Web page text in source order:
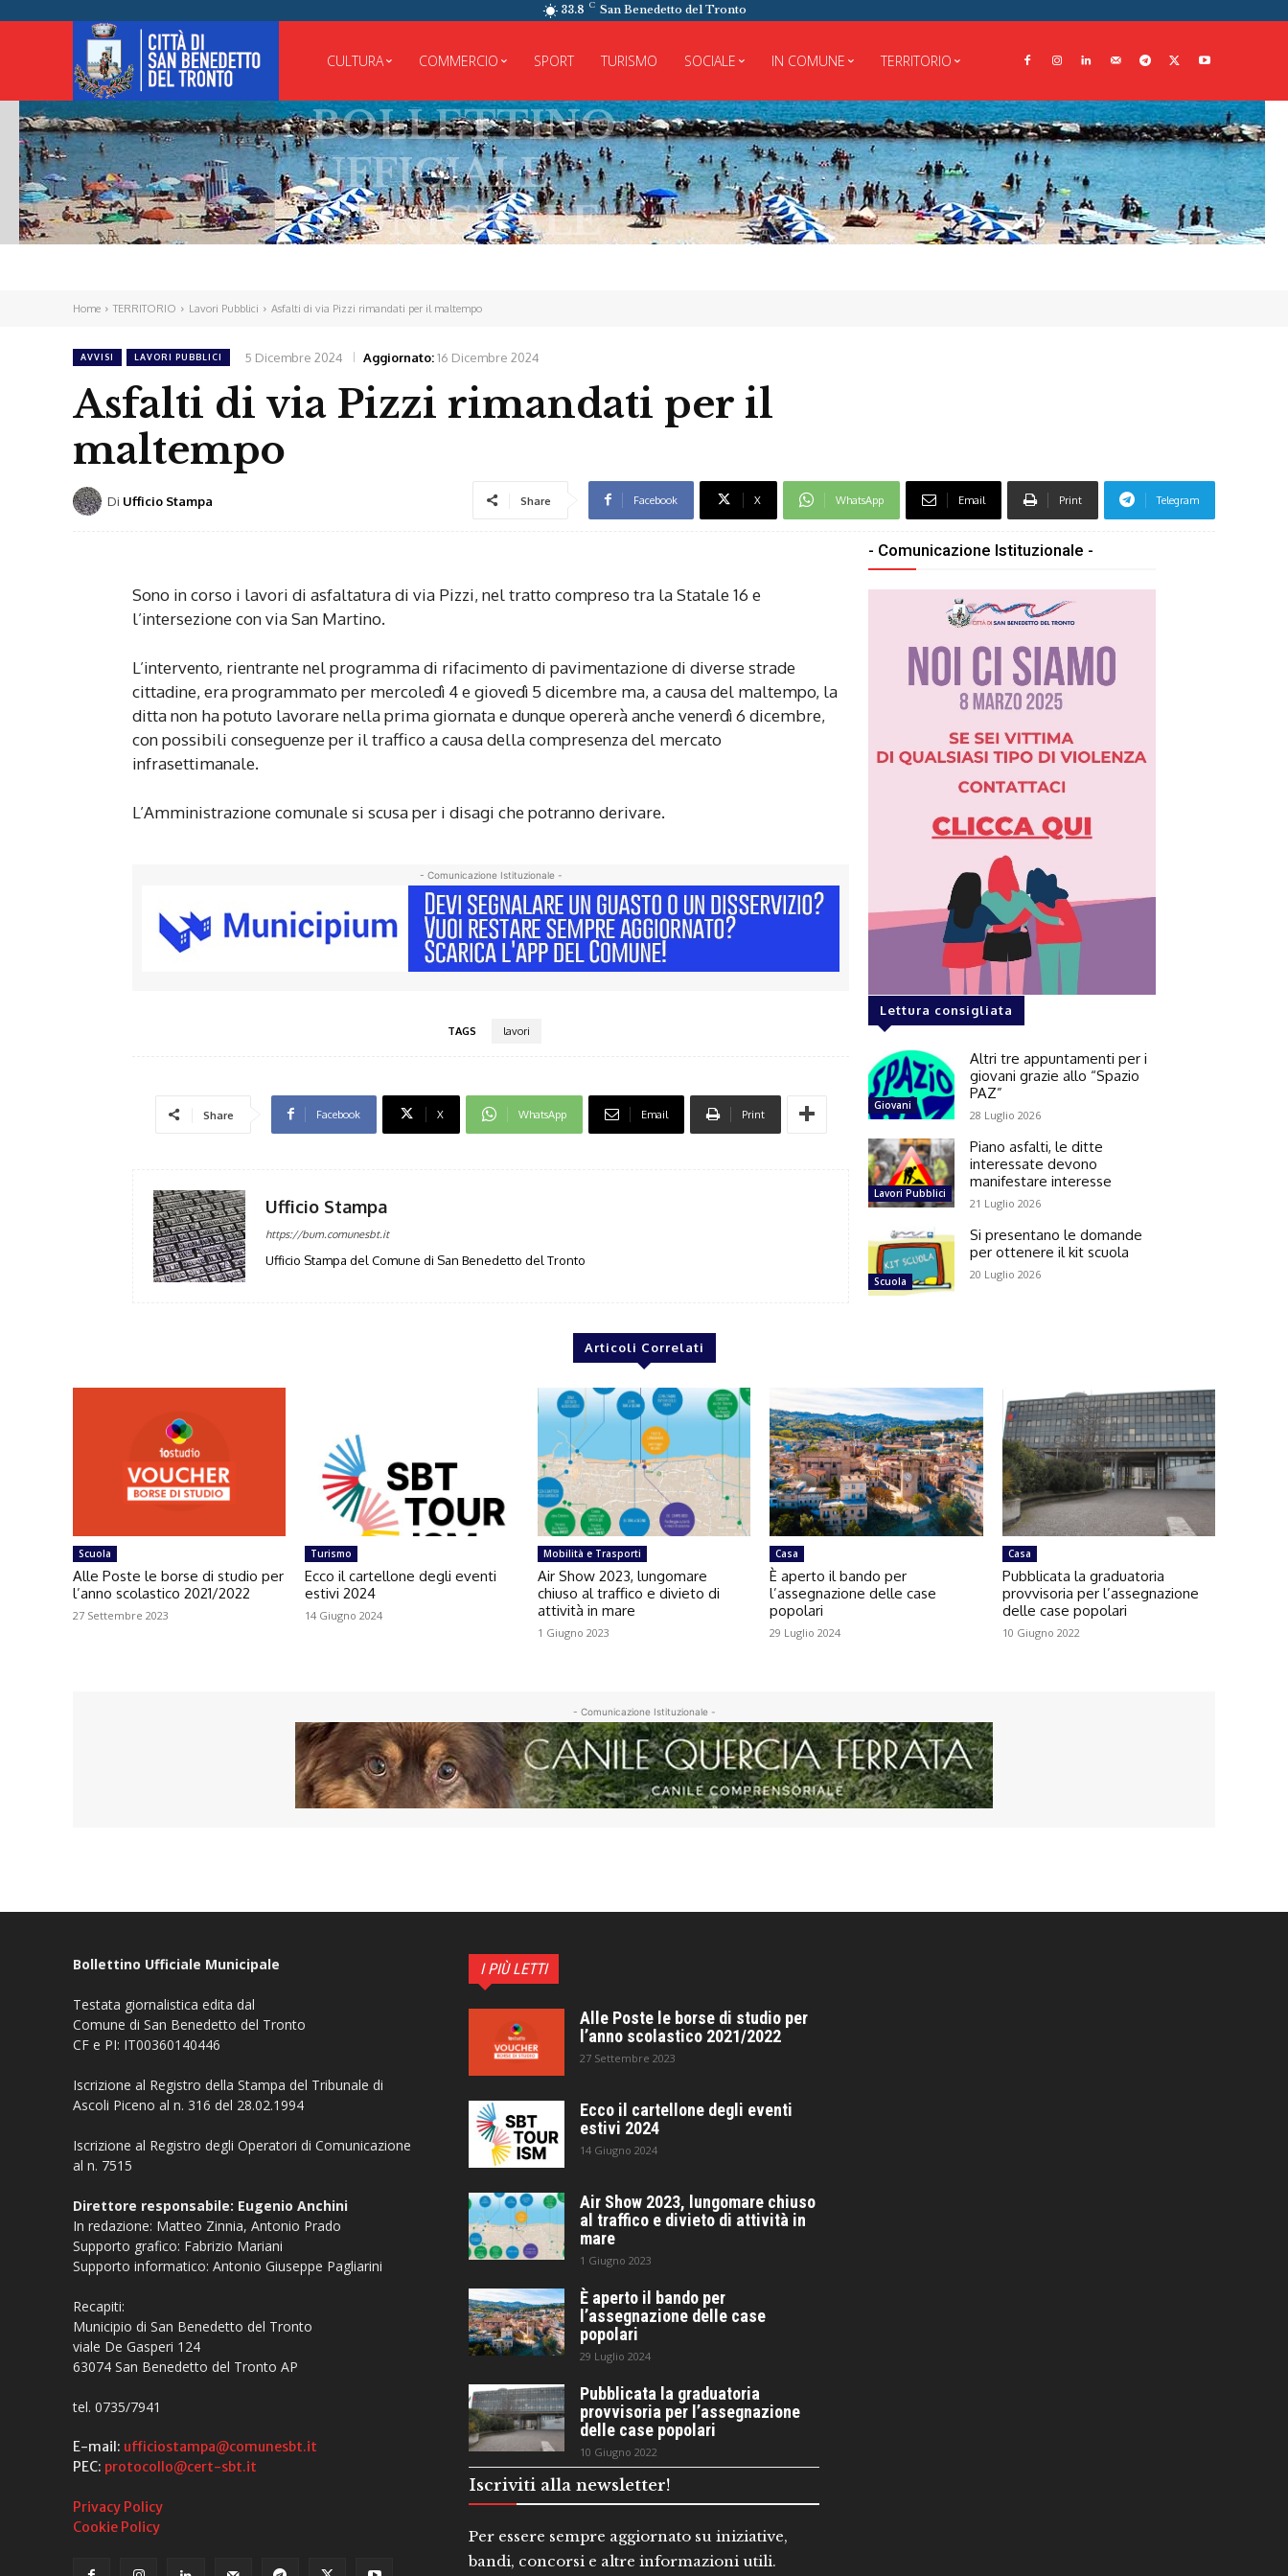
33.8 C San Benedetto del Tronto
CULTURA COMMERCIO SPORT TURISMO SOCIALE IN COMUNE TERRITORIO
BOLLETTINO
UFFICIALE
MUNICIPALE
Home TERRITORIO Lavori Pubblici Asfalti di via Pizzi rimandati per il maltempo
AVVISI LAVORI PUBBLICI 5 Dicembre 2024 Aggiornato:16 Dicembre 2024
Asfalti di via Pizzi rimandati per il
maltempo
Di Ufficio Stampa Share Facebook X WhatsApp Email Print Telegram
Sono in corso i lavori di asfaltatura di via Pizzi, nel tratto compreso tra la Statale 16 e
l’intersezione con via San Martino.
L’intervento, rientrante nel programma di rifacimento di pavimentazione di diverse strade
cittadine, era programmato per mercoledì 4 e giovedì 5 dicembre ma, a causa del maltempo, la
ditta non ha potuto lavorare nella prima giornata e dunque opererà anche venerdì 6 dicembre,
con possibili conseguenze per il traffico a causa della compresenza del mercato
infrasettimanale.
L’Amministrazione comunale si scusa per i disagi che potranno derivare.
- Comunicazione Istituzionale -
TAGS lavori
Share Facebook X WhatsApp Email Print
Ufficio Stampa
https://bum.comunesbt.it
Ufficio Stampa del Comune di San Benedetto del Tronto
- Comunicazione Istituzionale -
Lettura consigliata
Giovani
Altri tre appuntamenti per i
giovani grazie allo “Spazio
PAZ”
28 Luglio 2026
Lavori Pubblici
Piano asfalti, le ditte
interessate devono
manifestare interesse
21 Luglio 2026
Scuola
Si presentano le domande
per ottenere il kit scuola
20 Luglio 2026
Articoli Correlati
Scuola
Alle Poste le borse di studio per
l’anno scolastico 2021/2022
27 Settembre 2023
Turismo
Ecco il cartellone degli eventi
estivi 2024
14 Giugno 2024
Mobilità e Trasporti
Air Show 2023, lungomare
chiuso al traffico e divieto di
attività in mare
1 Giugno 2023
Casa
È aperto il bando per
l’assegnazione delle case
popolari
29 Luglio 2024
Casa
Pubblicata la graduatoria
provvisoria per l’assegnazione
delle case popolari
10 Giugno 2022
- Comunicazione Istituzionale -
Bollettino Ufficiale Municipale
Testata giornalistica edita dal
Comune di San Benedetto del Tronto
CF e PI: IT00360140446
Iscrizione al Registro della Stampa del Tribunale di
Ascoli Piceno al n. 316 del 28.02.1994
Iscrizione al Registro degli Operatori di Comunicazione
al n. 7515
Direttore responsabile: Eugenio Anchini
In redazione: Matteo Zinnia, Antonio Prado
Supporto grafico: Fabrizio Mariani
Supporto informatico: Antonio Giuseppe Pagliarini
Recapiti:
Municipio di San Benedetto del Tronto
viale De Gasperi 124
63074 San Benedetto del Tronto AP
tel. 0735/7941
E-mail: ufficiostampa@comunesbt.it
PEC: protocollo@cert-sbt.it
Privacy Policy
Cookie Policy
I PIÙ LETTI
Alle Poste le borse di studio per
l’anno scolastico 2021/2022
27 Settembre 2023
Ecco il cartellone degli eventi
estivi 2024
14 Giugno 2024
Air Show 2023, lungomare chiuso
al traffico e divieto di attività in
mare
1 Giugno 2023
È aperto il bando per
l’assegnazione delle case
popolari
29 Luglio 2024
Pubblicata la graduatoria
provvisoria per l’assegnazione
delle case popolari
10 Giugno 2022
Iscriviti alla newsletter!
Per essere sempre aggiornato su iniziative,
bandi, concorsi e altre informazioni utili.